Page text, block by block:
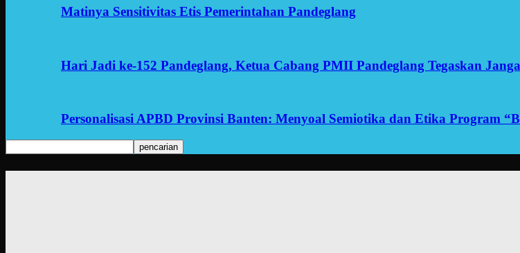
Matinya Sensitivitas Etis Pemerintahan Pandeglang
Hari Jadi ke-152 Pandeglang, Ketua Cabang PMII Pandeglang Tegaskan
Personalisasi APBD Provinsi Banten: Menyoal Semiotika dan Etika Program